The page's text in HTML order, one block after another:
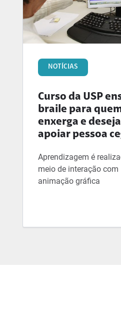
NOTÍCIAS
Curso da USP
braile para
enxerga e deseja
apoiar pessoa
Aprendizagem é
meio de interação com
animação gráfica